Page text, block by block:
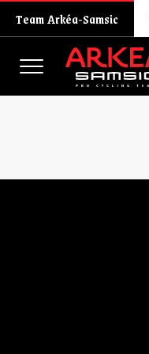
Team Arkéa-Samsic